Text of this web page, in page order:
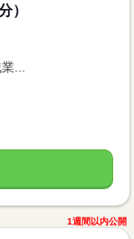
）
...
1週間以内公開